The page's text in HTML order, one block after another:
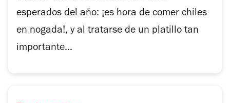
esperados del año: ¡es hora de comer chiles
en nogada!, y al tratarse de un platillo tan
importante...